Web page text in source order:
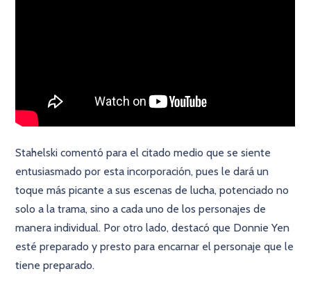
Stahelski comentó para el citado medio que se siente
entusiasmado por esta incorporación, pues le dará un
toque más picante a sus escenas de lucha, potenciado no
solo a la trama, sino a cada uno de los personajes de
manera individual. Por otro lado, destacó que Donnie Yen
esté preparado y presto para encarnar el personaje que le
tiene preparado.